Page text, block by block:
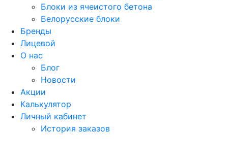
Блоки из ячеистого бетона
Белорусские блоки
Бренды
Лицевой
О нас
Блог
Новости
Акции
Калькулятор
Личный кабинет
История заказов